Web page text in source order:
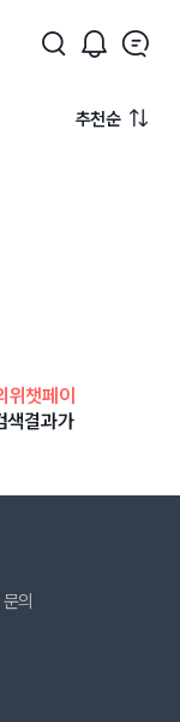
추천순
챗페이
색결과가
의